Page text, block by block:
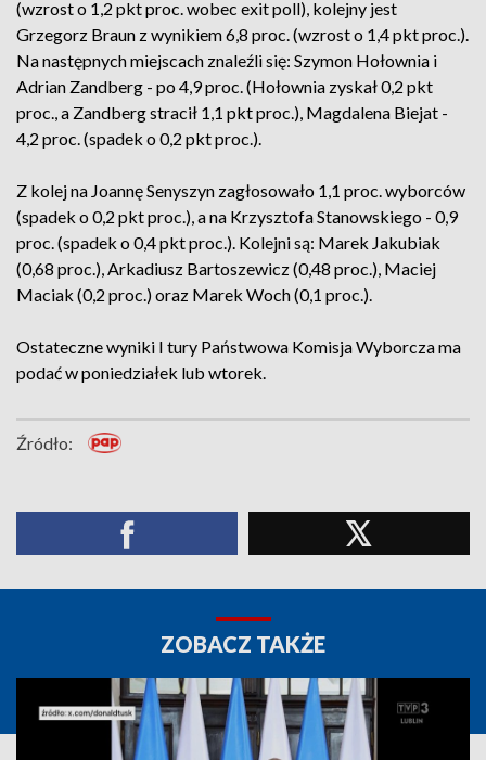
(wzrost o 1,2 pkt proc. wobec exit poll), kolejny jest
Grzegorz Braun z wynikiem 6,8 proc. (wzrost o 1,4 pkt proc.).
Na następnych miejscach znaleźli się: Szymon Hołownia i
Adrian Zandberg - po 4,9 proc. (Hołownia zyskał 0,2 pkt
proc., a Zandberg stracił 1,1 pkt proc.), Magdalena Biejat -
4,2 proc. (spadek o 0,2 pkt proc.).
Z kolej na Joannę Senyszyn zagłosowało 1,1 proc. wyborców
(spadek o 0,2 pkt proc.), a na Krzysztofa Stanowskiego - 0,9
proc. (spadek o 0,4 pkt proc.). Kolejni są: Marek Jakubiak
(0,68 proc.), Arkadiusz Bartoszewicz (0,48 proc.), Maciej
Maciak (0,2 proc.) oraz Marek Woch (0,1 proc.).
Ostateczne wyniki I tury Państwowa Komisja Wyborcza ma
podać w poniedziałek lub wtorek.
Źródło:
ZOBACZ TAKŻE